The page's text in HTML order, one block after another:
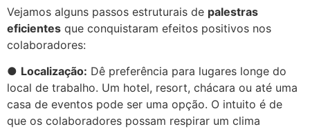
Vejamos alguns passos estruturais de palestras
eficientes que conquistaram efeitos positivos nos
colaboradores:
● Localização: Dê preferência para lugares longe do
local de trabalho. Um hotel, resort, chácara ou até uma
casa de eventos pode ser uma opção. O intuito é de
que os colaboradores possam respirar um clima